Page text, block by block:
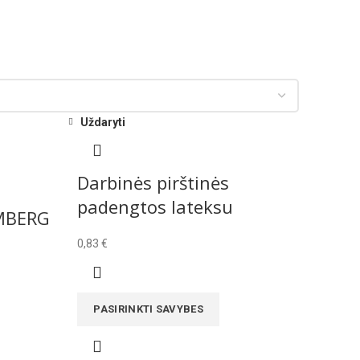
Uždaryti
Darbinės pirštinės
padengtos lateksu
0,83€
PASIRINKTI SAVYBES